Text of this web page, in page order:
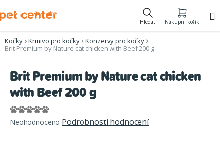
na
Hledat Nákupní košík
Kočky Krmivo pro kočky
Konzervy pro kočky
Brit Premium by Nature cat chicken with Beef 200 g
Brit Premium by Nature cat chicken
with Beef 200 g
Průměrné
hodnocení
Neohodnoceno Podrobnosti hodnocení